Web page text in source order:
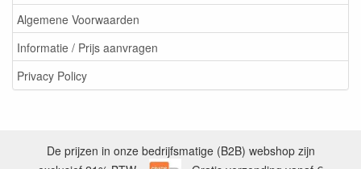
Algemene Voorwaarden
Informatie / Prijs aanvragen
Privacy Policy
De prijzen in onze bedrijfsmatige (B2B) webshop zijn